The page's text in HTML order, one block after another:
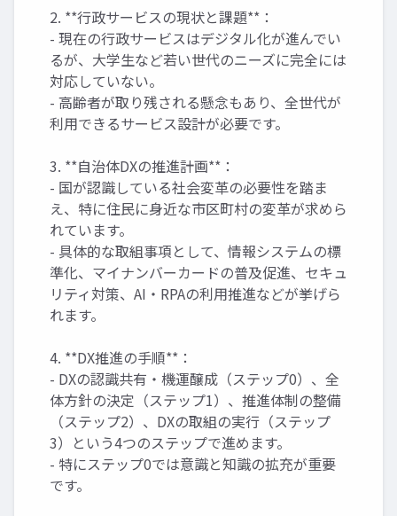
2. **行政サービスの現状と課題**：
- 現在の行政サービスはデジタル化が進んでい
るが、大学生など若い世代のニーズに完全には
対応していない。
- 高齢者が取り残される懸念もあり、全世代が
利用できるサービス設計が必要です。
3. **自治体DXの推進計画**：
- 国が認識している社会変革の必要性を踏ま
え、特に住民に身近な市区町村の変革が求めら
れています。
- 具体的な取組事項として、情報システムの標
準化、マイナンバーカードの普及促進、セキュ
リティ対策、AI・RPAの利用推進などが挙げら
れます。
4. **DX推進の手順**：
- DXの認識共有・機運醸成（ステップ0）、全
体方針の決定（ステップ1）、推進体制の整備
（ステップ2）、DXの取組の実行（ステップ
3）という4つのステップで進めます。
- 特にステップ0では意識と知識の拡充が重要
です。